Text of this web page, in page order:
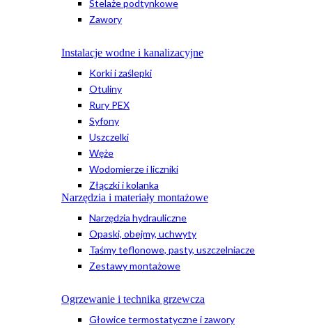
Stelaże podtynkowe
Zawory
Instalacje wodne i kanalizacyjne
Korki i zaślepki
Otuliny
Rury PEX
Syfony
Uszczelki
Węże
Wodomierze i liczniki
Złączki i kolanka
Narzędzia i materiały montażowe
Narzędzia hydrauliczne
Opaski, obejmy, uchwyty
Taśmy teflonowe, pasty, uszczelniacze
Zestawy montażowe
Ogrzewanie i technika grzewcza
Głowice termostatyczne i zawory